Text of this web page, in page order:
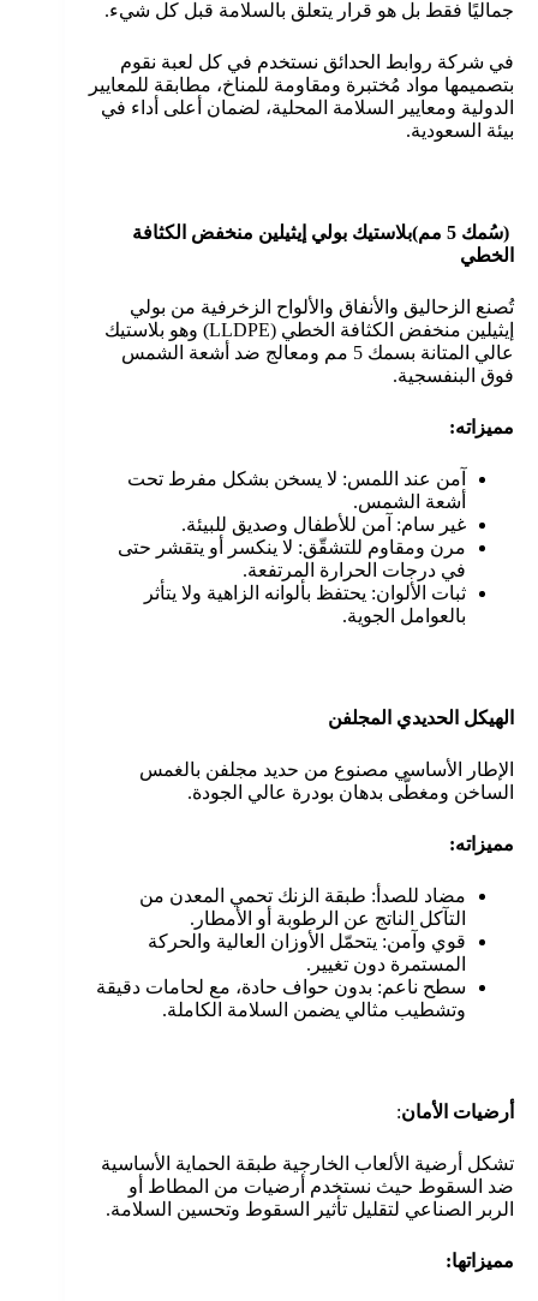
جماليًا فقط بل هو قرار يتعلق بالسلامة قبل كل شيء.
في شركة روابط الحدائق نستخدم في كل لعبة نقوم
بتصميمها مواد مُختبرة ومقاومة للمناخ، مطابقة للمعايير
الدولية ومعايير السلامة المحلية، لضمان أعلى أداء في
بيئة السعودية.
(سُمك 5 مم )بلاستيك بولي إيثيلين منخفض الكثافة
الخطي
تُصنع الزحاليق والأنفاق والألواح الزخرفية من بولي
إيثيلين منخفض الكثافة الخطي (LLDPE) وهو بلاستيك
عالي المتانة بسمك 5 مم ومعالج ضد أشعة الشمس
فوق البنفسجية.
مميزاته:
آمن عند اللمس: لا يسخن بشكل مفرط تحت
أشعة الشمس.
غير سام: آمن للأطفال وصديق للبيئة.
مرن ومقاوم للتشقّق: لا ينكسر أو يتقشر حتى
في درجات الحرارة المرتفعة.
ثبات الألوان: يحتفظ بألوانه الزاهية ولا يتأثر
بالعوامل الجوية.
الهيكل الحديدي المجلفن
الإطار الأساسي مصنوع من حديد مجلفن بالغمس
الساخن ومغطّى بدهان بودرة عالي الجودة.
مميزاته:
مضاد للصدأ: طبقة الزنك تحمي المعدن من
التآكل الناتج عن الرطوبة أو الأمطار.
قوي وآمن: يتحمّل الأوزان العالية والحركة
المستمرة دون تغيير.
سطح ناعم: بدون حواف حادة، مع لحامات دقيقة
وتشطيب مثالي يضمن السلامة الكاملة.
أرضيات الأمان:
تشكل أرضية الألعاب الخارجية طبقة الحماية الأساسية
ضد السقوط حيث نستخدم أرضيات من المطاط أو
الربر الصناعي لتقليل تأثير السقوط وتحسين السلامة.
مميزاتها: